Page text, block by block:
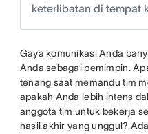
keterlibatan di tempat
Gaya komunikasi Anda
Anda sebagai pemimpin.
tenang saat memandu tim
apakah Anda lebih intens
anggota tim untuk bekerja
hasil akhir yang unggul?